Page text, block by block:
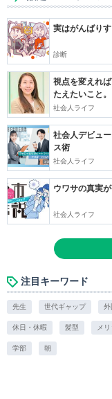
実はがんばり
診断
視点を変えれ
たえたいこと。
社会人ライフ
社会人デビュ
ス術
社会人ライフ
ウワサの真実
社会人ライフ
注目キーワード
先生 世代ギャップ 外
休日・休暇 髪型 メリ
学部 朝